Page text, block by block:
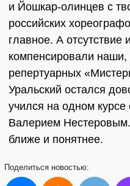
и Йошкар-олинцев с
российских
главное. А отсутствие
компенсировали наши,
репертуарных
Уральский остался
учился на одном
Валерием
ближе и понятнее.
Поделиться новостью: